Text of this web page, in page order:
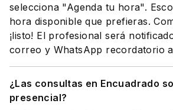
selecciona "Agenda tu hora".
hora disponible que prefieras.
¡listo! El profesional será
correo y WhatsApp recordatorio
¿Las consultas en Encuadrado
presencial?